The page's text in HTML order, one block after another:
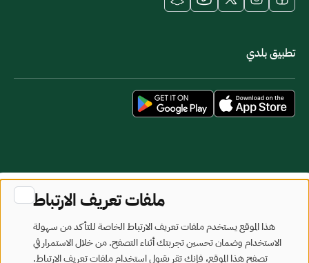
تطبيق بلدي
خريطة الموقعشروط الاستخدام
تم تطويره وصيانته بواسطة وزارة البلديات والإسكان
ملفات تعريف الارتباط
هذا الموقع يستخدم ملفات تعريف الارتباط الخاصة للتأكد من سهولة
الاستخدام وضمان تحسين تجربتك أثناء التصفح. من خلال الاستمرار في
تصفح هذا الموقع، فإنك تقر بقبول استخدام ملفات تعريف الارتباط.